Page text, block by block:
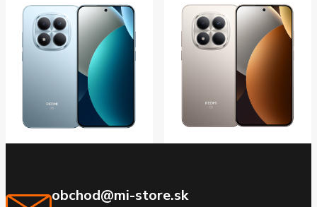
obchod@mi-store.sk